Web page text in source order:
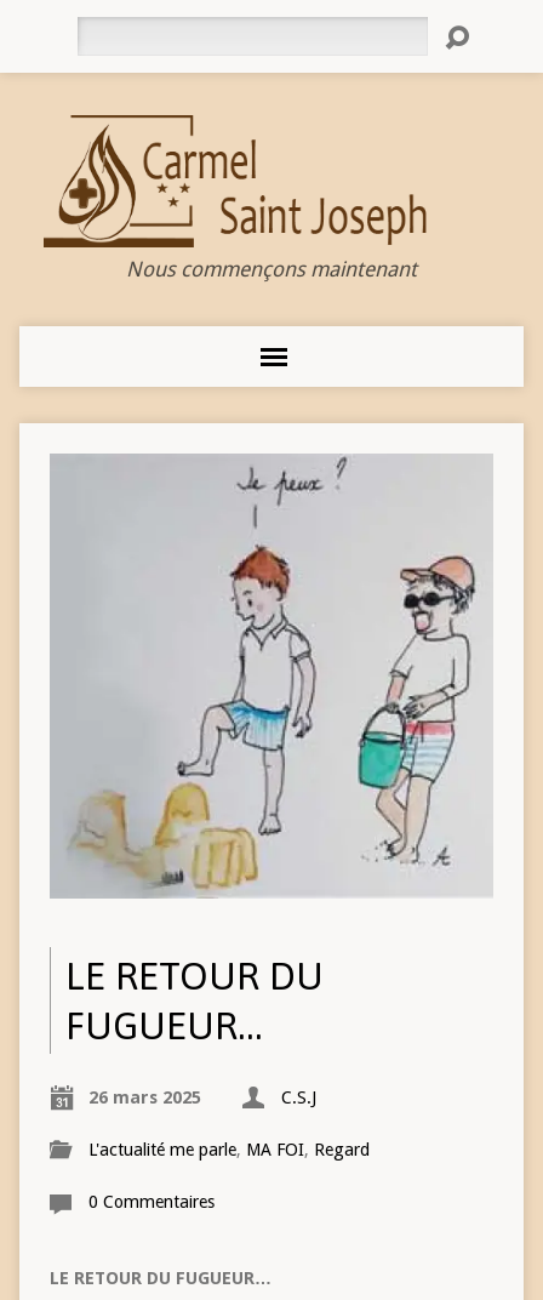
Nous commençons maintenant
LE RETOUR DU
FUGUEUR…
26 mars 2025 C.S.J
L'actualité me parle, MA FOI, Regard
0 Commentaires
LE RETOUR DU FUGUEUR…